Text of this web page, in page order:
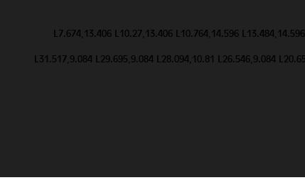
L7.674,13.406 L10.27,13.406 L10.764,14.596
L31.517,9.084 L29.695,9.084 L28.094,10.81 L26.546,9.084